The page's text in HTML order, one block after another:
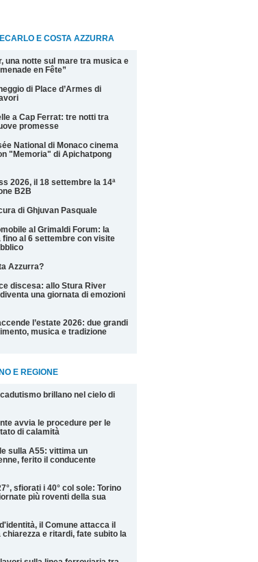
E COSTA AZZURRA
una notte sul mare tra musica e
en Fête”
di Place d’Armes di
a Cap Ferrat: tre notti tra
promesse
National di Monaco cinema
"Memoria" di Apichatpong
2026, il 18 settembre la 14ª
B2B
di Ghjuvan Pasquale
al Grimaldi Forum: la
al 6 settembre con visite
Azzurra?
discesa: allo Stura River
una giornata di emozioni
l’estate 2026: due grandi
musica e tradizione
E REGIONE
brillano nel cielo di
avvia le procedure per le
di calamità
sulla A55: vittima un
ferito il conducente
sfiorati i 40° col sole: Torino
più roventi della sua
il Comune attacca il
e ritardi, fate subito la